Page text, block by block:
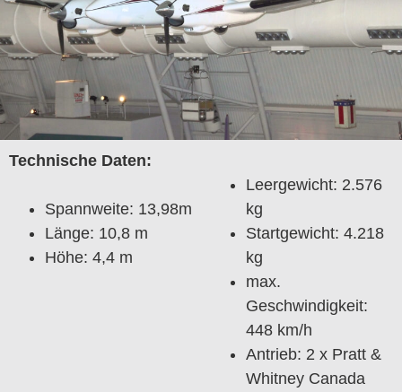
Technische Daten:
Spannweite: 13,98m
Länge: 10,8 m
Höhe: 4,4 m
Leergewicht: 2.576
kg
Startgewicht: 4.218
kg
max.
Geschwindigkeit:
448 km/h
Antrieb: 2 x Pratt &
Whitney Canada